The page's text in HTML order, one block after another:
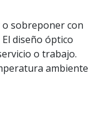
o sobreponer con
diseño óptico
o trabajo.
ambiente